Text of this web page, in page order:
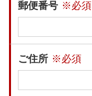
郵便番号 ※必須
ご住所 ※必須